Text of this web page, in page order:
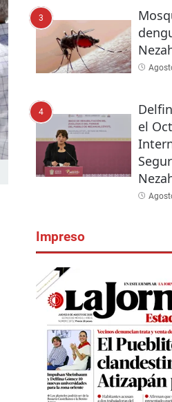
3
4
el
Impreso